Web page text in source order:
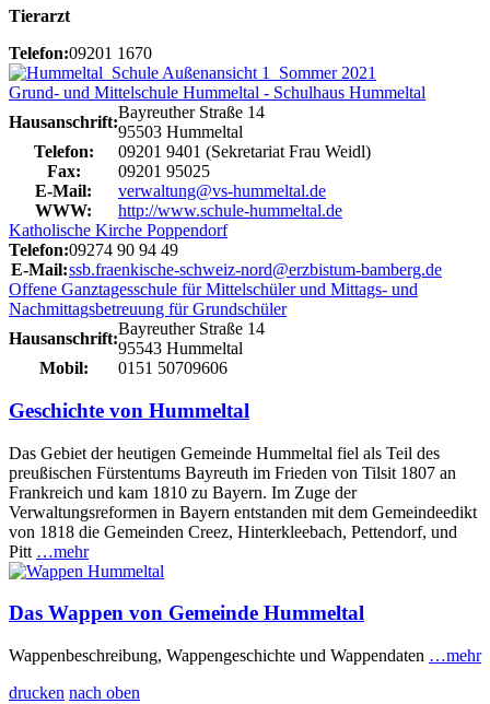
Tierarzt
Telefon:09201 1670
Grund- und Mittelschule Hummeltal - Schulhaus Hummeltal
Hausanschrift:
Bayreuther Straße 14
95503 Hummeltal
Telefon:
09201 9401 (Sekretariat Frau Weidl)
Fax:
09201 95025
E-Mail:
verwaltung@vs-hummeltal.de
WWW:
http://www.schule-hummeltal.de
Katholische Kirche Poppendorf
Telefon:09274 90 94 49
E-Mail:ssb.fraenkische-schweiz-nord@erzbistum-bamberg.de
Offene Ganztagesschule für Mittelschüler und Mittags- und
Nachmittagsbetreuung für Grundschüler
Hausanschrift:
Bayreuther Straße 14
95543 Hummeltal
Mobil:
0151 50709606
Geschichte von Hummeltal
Das Gebiet der heutigen Gemeinde Hummeltal fiel als Teil des
preußischen Fürstentums Bayreuth im Frieden von Tilsit 1807 an
Frankreich und kam 1810 zu Bayern. Im Zuge der
Verwaltungsreformen in Bayern entstanden mit dem Gemeindeedikt
von 1818 die Gemeinden Creez, Hinterkleebach, Pettendorf, und
Pitt …mehr
Das Wappen von Gemeinde Hummeltal
Wappenbeschreibung, Wappengeschichte und Wappendaten …mehr
drucken nach oben